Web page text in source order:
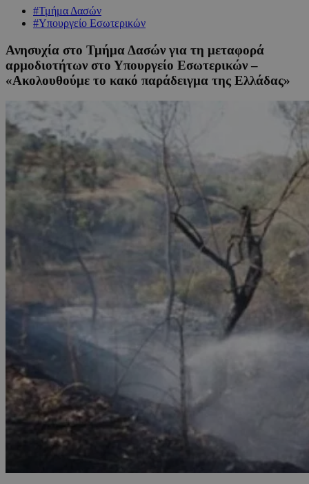
#Τμήμα Δασών
#Υπουργείο Εσωτερικών
Ανησυχία στο Τμήμα Δασών για τη μεταφορά
αρμοδιοτήτων στο Υπουργείο Εσωτερικών –
«Ακολουθούμε το κακό παράδειγμα της Ελλάδας»